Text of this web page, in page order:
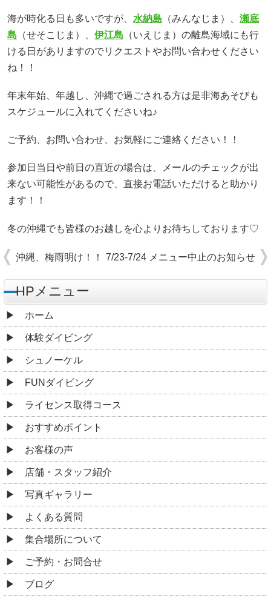
海が時化る日も多いですが、 水納島 （みんなじま）、 瀬底
島 （せそこじま）、 伊江島 （いえじま）の離島海域にも行
ける日がありますのでリクエストやお問い合わせください
ね！！
年末年始、年越し、沖縄で過ごされる方は是非海あそびも
スケジュールに入れてくださいね♪
ご予約、お問い合わせ、お気軽にご連絡ください！！
参加日当日や前日の直近の場合は、メールのチェックが出
来ない可能性があるので、直接お電話いただけると助かり
ます！！
冬の沖縄でも皆様のお越しを心よりお待ちしております♡
沖縄、梅雨明け！！ 7/23-7/24 メニュー中止のお知らせ
HPメニュー
ホーム
体験ダイビング
シュノーケル
FUNダイビング
ライセンス取得コース
おすすめポイント
お客様の声
店舗・スタッフ紹介
写真ギャラリー
よくある質問
集合場所について
ご予約・お問合せ
ブログ